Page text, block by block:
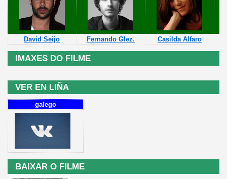
David Seijo Fernando Glez. Casilda Alfaro
IMAXES DO FILME
VER EN LIÑA
galego
BAIXAR O FILME